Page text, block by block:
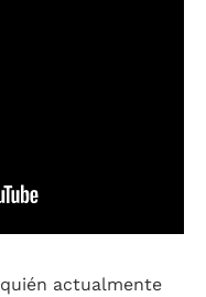
quién actualmente